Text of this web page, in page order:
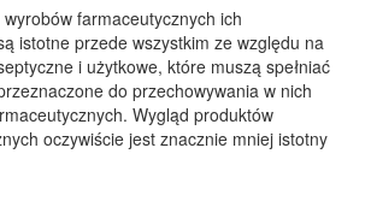
farmaceutycznych ich
istotne przede wszystkim ze względu na
i użytkowe, które muszą spełniać
do przechowywania w nich
Wygląd produktów
oczywiście jest znacznie mniej istotny